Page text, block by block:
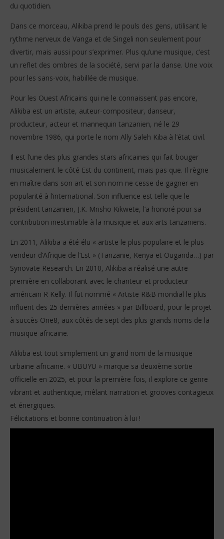
du quotidien.
Dans ce morceau, Alikiba prend le pouls des gens, utilisant le
rythme nerveux de Vanga et de Singeli non seulement pour
divertir, mais aussi pour s’exprimer. Plus qu’une musique, c’est
un reflet des ombres de la société, servi par la danse. Une voix
pour les sans-voix, habillée de musique.
Pour les Ouest Africains qui ne le connaissent pas encore,
Alikiba est un artiste, auteur-compositeur, danseur,
producteur, acteur et mannequin tanzanien, né le 29
novembre 1986, qui porte le nom Ally Saleh Kiba à l’état civil.
Il est l’une des plus grandes stars africaines qui fait bouger
musicalement le côté Est du continent, mais pas que. Il règne
en maître dans son art et son nom ne cesse de gagner en
popularité à l’international. Son influence est telle que le
président tanzanien, J.K. Mrisho Kikwete, l’a honoré pour sa
contribution inestimable à la musique et aux arts tanzaniens.
En 2011, Alikiba a été élu « artiste le plus populaire et le plus
vendeur d’Afrique de l’Est » (Tanzanie, Kenya et Ouganda…) par
Synovate Research. En 2010, Alikiba a réalisé une autre
première en collaborant avec le chanteur et producteur
américain R Kelly. Il fut nommé « Artiste R&B mondial le plus
influent des 25 dernières années » par Billboard, pour le projet
à succès One8, aux côtés de sept des plus grands noms de la
musique africaine.
Alikiba est tout simplement un grand nom de la musique
urbaine africaine. « UBUYU » marque sa deuxième sortie
officielle en 2025, et pour la première fois, il explore ce genre
vibrant et authentique, mêlant narration et grooves contagieux
et énergiques.
Félicitations et bonne continuation à lui !